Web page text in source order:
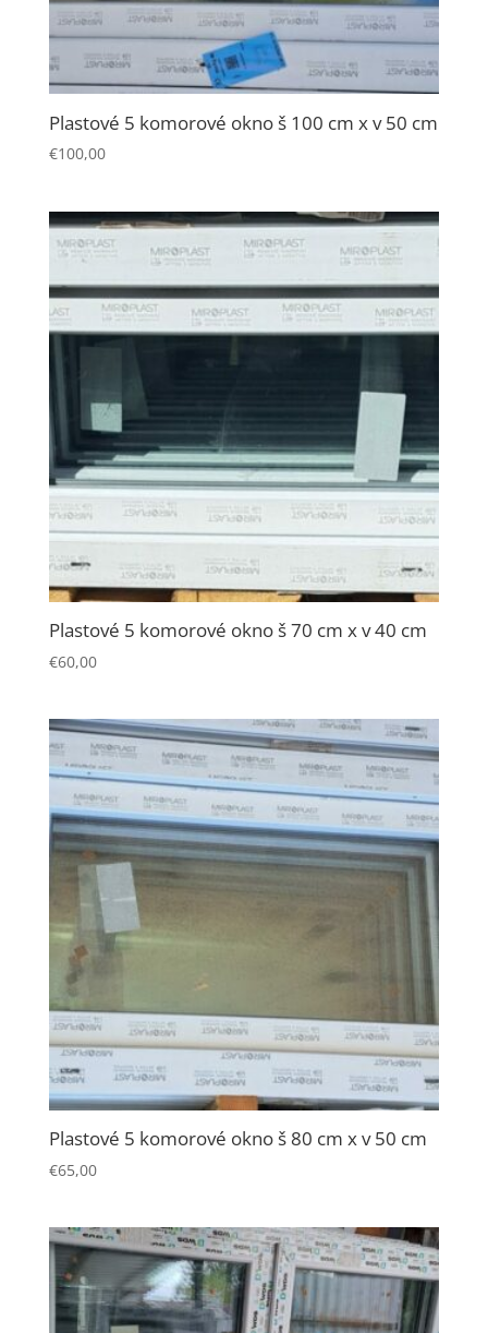
Plastové 5 komorové okno š 100 cm x v 50 cm
€100,00
Plastové 5 komorové okno š 70 cm x v 40 cm
€60,00
Plastové 5 komorové okno š 80 cm x v 50 cm
€65,00
Tieto súbory
cookie nie sú
voliteľné. Sú
potrebné pre
fungovanie
webovej
stránky.
Aby sme
mohli
zlepšiť
funkčnosť
štruktúru
stránky na
webovej
stránky.
Používateľská
spokojnosť
Aby naša
vašej návštevy
fungovala čo
tieto súbory
cookie
odmietnete,
niektoré
funkcie z
webovej
Marketing
Zdieľaním
svojich záujmov
a správania